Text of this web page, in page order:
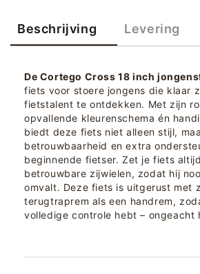
Beschrijving Levering
De Cortego Cross 18 inch
fiets voor stoere jongens die klaar
fietstalent te ontdekken. Met zijn
opvallende kleurenschema én
biedt deze fiets niet alleen stijl,
betrouwbaarheid en extra
beginnende fietser. Zet je fiets
betrouwbare zijwielen, zodat hij
omvalt. Deze fiets is uitgerust met
terugtraprem als een handrem,
volledige controle hebt – ongeacht